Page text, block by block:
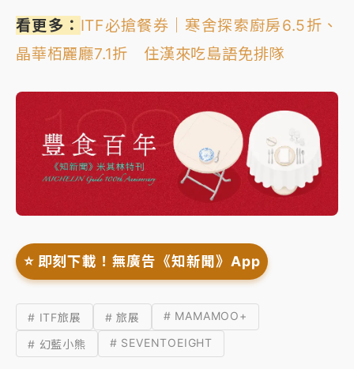
看更多： ITF必搶餐券｜寒舍探索廚房6.5折、
晶華栢麗廳7.1折 住漢來吃島語免排隊
⭐️ 即刻下載！無廣告《知新聞》App
# ITF旅展 # 旅展 # MAMAMOO+
# 幻藍小熊 # SEVENTOEIGHT